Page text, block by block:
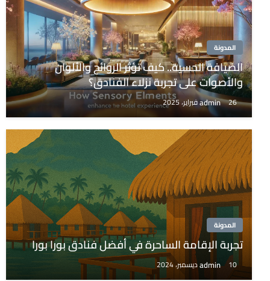
المدونة
الضيافة الحسية.. كيف تؤثر الروائح والألوان
والأصوات على تجربة نزلاء الفنادق؟
admin 26 فبراير، 2025
المدونة
تجربة الإقامة الساحرة في أفضل فنادق بورا بورا
admin 10 ديسمبر، 2024